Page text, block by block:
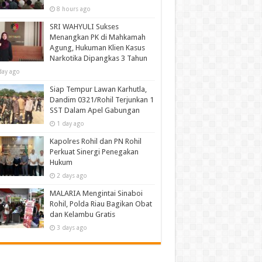
8 hours ago
SRI WAHYULI Sukses
Menangkan PK di Mahkamah
Agung, Hukuman Klien Kasus
Narkotika Dipangkas 3 Tahun
ago
Siap Tempur Lawan Karhutla,
Dandim 0321/Rohil Terjunkan 1
SST Dalam Apel Gabungan
1 day ago
Kapolres Rohil dan PN Rohil
Perkuat Sinergi Penegakan
Hukum
2 days ago
MALARIA Mengintai Sinaboi
Rohil, Polda Riau Bagikan Obat
dan Kelambu Gratis
3 days ago